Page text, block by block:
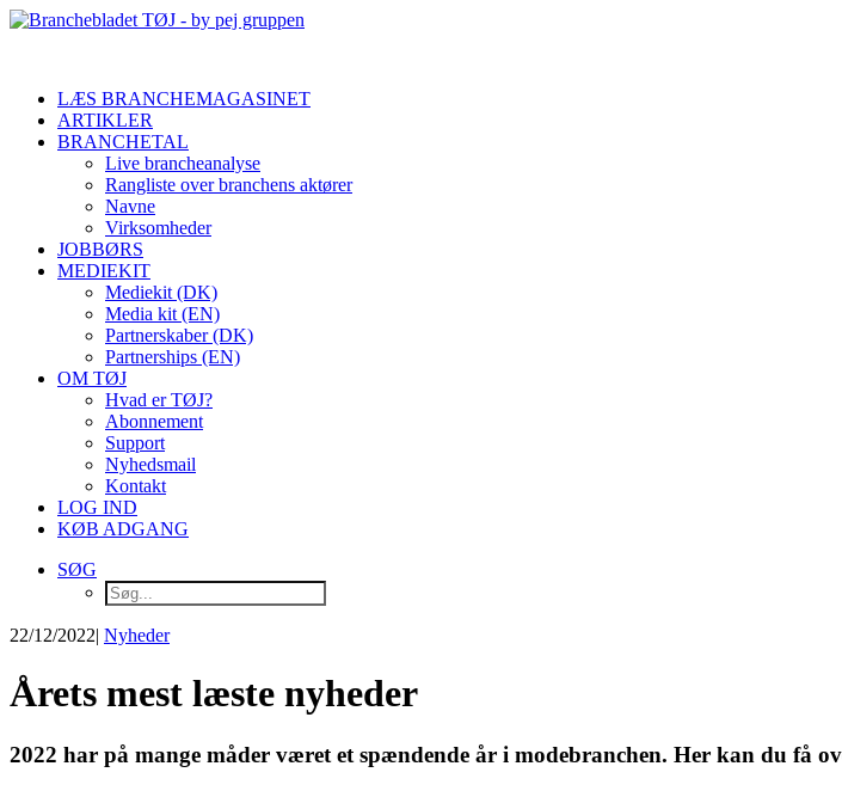
LÆS BRANCHEMAGASINET
ARTIKLER
BRANCHETAL
Live brancheanalyse
Rangliste over branchens aktører
Navne
Virksomheder
JOBBØRS
MEDIEKIT
Mediekit (DK)
Media kit (EN)
Partnerskaber (DK)
Partnerships (EN)
OM TØJ
Hvad er TØJ?
Abonnement
Support
Nyhedsmail
Kontakt
LOG IND
KØB ADGANG
SØG
22/12/2022| Nyheder
Årets mest læste nyheder
2022 har på mange måder været et spændende år i modebranchen. Her kan du få